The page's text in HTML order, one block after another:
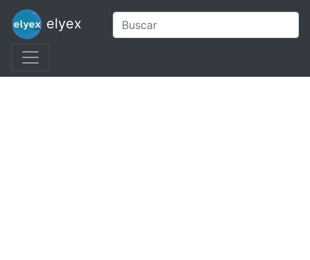
elyex